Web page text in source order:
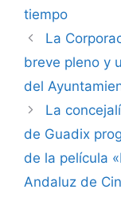
tiempo
La
breve pleno y
del
La
de Guadix
de la película
Andaluz de